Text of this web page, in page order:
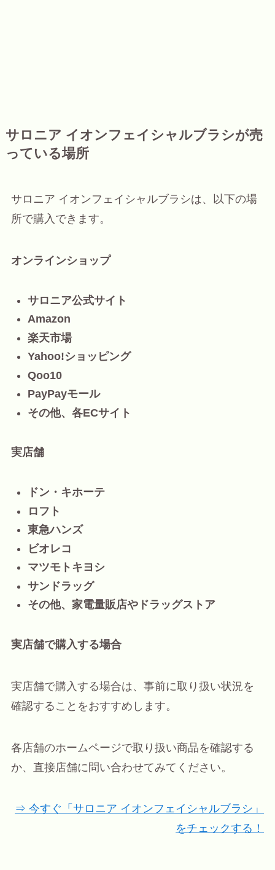
サロニア イオンフェイシャルブラシが売
っている場所
サロニア イオンフェイシャルブラシは、以下の場
所で購入できます。
オンラインショップ
サロニア公式サイト
Amazon
楽天市場
Yahoo!ショッピング
Qoo10
PayPayモール
その他、各ECサイト
実店舗
ドン・キホーテ
ロフト
東急ハンズ
ビオレコ
マツモトキヨシ
サンドラッグ
その他、家電量販店やドラッグストア
実店舗で購入する場合
実店舗で購入する場合は、事前に取り扱い状況を
確認することをおすすめします。
各店舗のホームページで取り扱い商品を確認する
か、直接店舗に問い合わせてみてください。
⇒ 今すぐ「サロニア イオンフェイシャルブラシ」
をチェックする！